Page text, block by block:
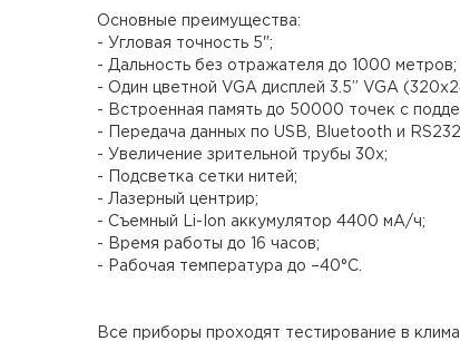
Основные преимущества:
- Угловая точность 5";
- Дальность без отражателя до 1000 метров;
- Один цветной VGA дисплей 3.5” VGA
- Встроенная память до 50000 точек с
- Передача данных по USB, Bluetooth и RS232
- Увеличение зрительной трубы 30х;
- Подсветка сетки нитей;
- Лазерный центрир;
- Съемный Li-Ion аккумулятор 4400 мА/ч;
- Время работы до 16 часов;
- Рабочая температура до –40°C.
Все приборы проходят тестирование в